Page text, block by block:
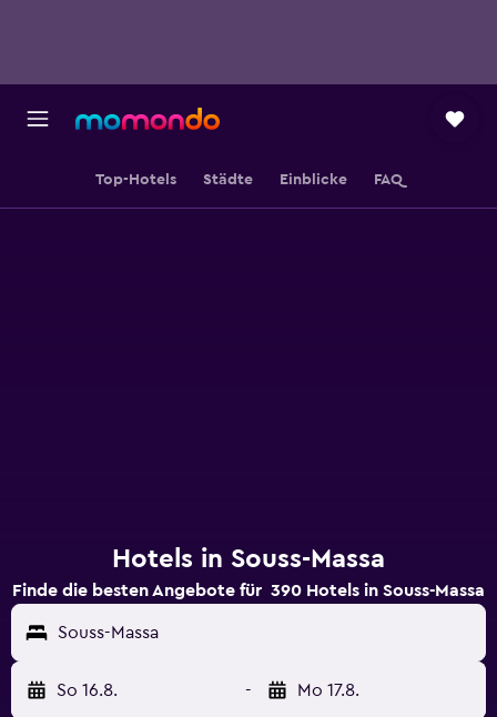
Top-Hotels Städte Einblicke FAQ
Hotels in Souss-Massa
Finde die besten Angebote für 390 Hotels in Souss-Massa
Souss-Massa
So 16.8. - Mo 17.8.